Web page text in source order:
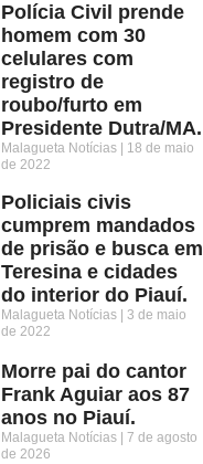
Polícia Civil prende
homem com 30
celulares com
registro de
roubo/furto em
Presidente Dutra/MA.
Malagueta Notícias
18 de maio
de 2022
Policiais civis
cumprem mandados
de prisão e busca em
Teresina e cidades
do interior do Piauí.
Malagueta Notícias
3 de maio
de 2022
Morre pai do cantor
Frank Aguiar aos 87
anos no Piauí.
Malagueta Notícias
7 de agosto
de 2026